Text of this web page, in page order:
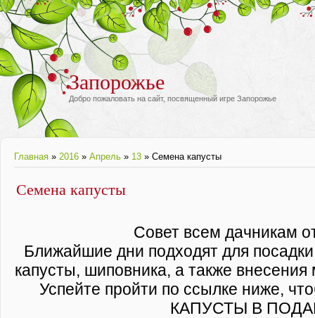
Запорожье
Добро пожаловать на сайт, посвященный игре Запорожье
Главная » 2016 » Апрель » 13 » Семена капусты
Семена капусты
Совет всем дачникам
Ближайшие дни подходят для
капусты, шиповника, а также
Успейте пройти по ссылке ниже,
КАПУСТЫ В